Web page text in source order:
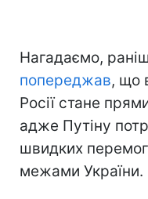
Нагадаємо,
попереджав, що
Росії стане
адже Путіну
швидких
межами України.